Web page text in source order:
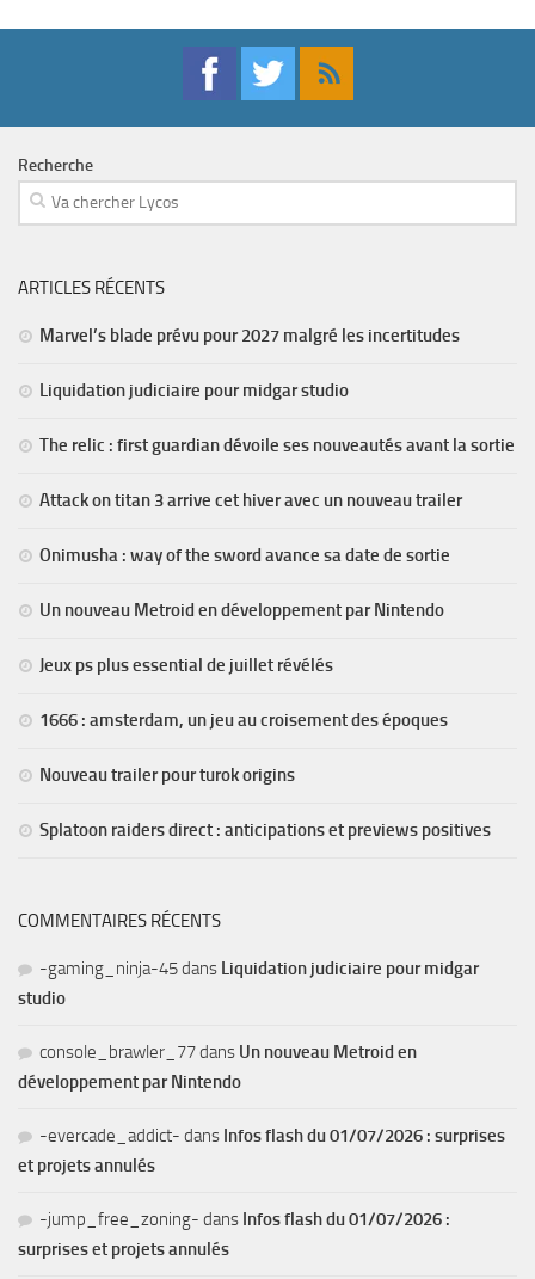
Recherche
ARTICLES RÉCENTS
Marvel’s blade prévu pour 2027 malgré les incertitudes
Liquidation judiciaire pour midgar studio
The relic : first guardian dévoile ses nouveautés avant la sortie
Attack on titan 3 arrive cet hiver avec un nouveau trailer
Onimusha : way of the sword avance sa date de sortie
Un nouveau Metroid en développement par Nintendo
Jeux ps plus essential de juillet révélés
1666 : amsterdam, un jeu au croisement des époques
Nouveau trailer pour turok origins
Splatoon raiders direct : anticipations et previews positives
COMMENTAIRES RÉCENTS
-gaming_ninja-45dans Liquidation judiciaire pour midgar
studio
console_brawler_77dans Un nouveau Metroid en
développement par Nintendo
-evercade_addict- dans Infos flash du 01/07/2026 : surprises
et projets annulés
-jump_free_zoning- dans Infos flash du 01/07/2026 :
surprises et projets annulés